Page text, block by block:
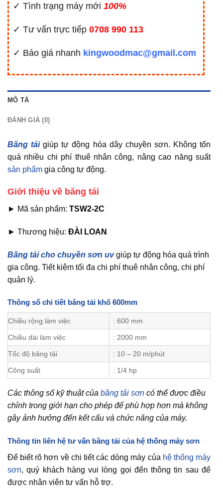
✓ Tình trạng máy mới 100%
✓ Tư vấn trực tiếp 0708 990 113
✓ Báo giá nhanh kingwoodmac@gmail.com
MÔ TẢ
ĐÁNH GIÁ (0)
Băng tảigiúp tự động hóa dây chuyền sơn. Không tốn
quá nhiều chi phí thuê nhân công, nâng cao năng suất
sản phẩm gia công tự động.
Giới thiệu về băng tải
► Mã sản phẩm: TSW2-2C
► Thương hiệu: ĐÀI LOAN
Băng tải cho chuyền sơn uvgiúp tự động hóa quá trình
gia công. Tiết kiệm tối đa chi phí thuê nhân công, chi phí
quản lý.
Thông số chi tiết băng tải khổ 600mm
Chiều rộng làm việc : 600 mm
Chiều dài làm việc : 2000 mm
Tốc độ băng tải : 10 – 20 m/phút
Công suất : 1/4 hp
Các thông số kỹ thuật của băng tải sơn có thể được điều
chỉnh trong giới hạn cho phép để phù hợp hơn mà không
gây ảnh hưởng đến kết cấu và chức năng của máy.
Thông tin liên hệ tư vấn băng tải của hệ thống máy sơn
Để biết rõ hơn về chi tiết các dòng máy của hệ thống máy
sơn, quý khách hàng vui lòng gọi đến thông tin sau để
được nhân viên tư vấn hỗ trợ.